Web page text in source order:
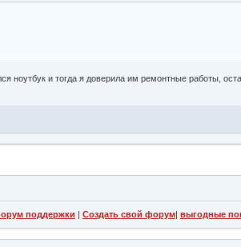
ноутбук и тогда я доверила им ремонтные работы,
поддержки | Создать свой форум| выгодные